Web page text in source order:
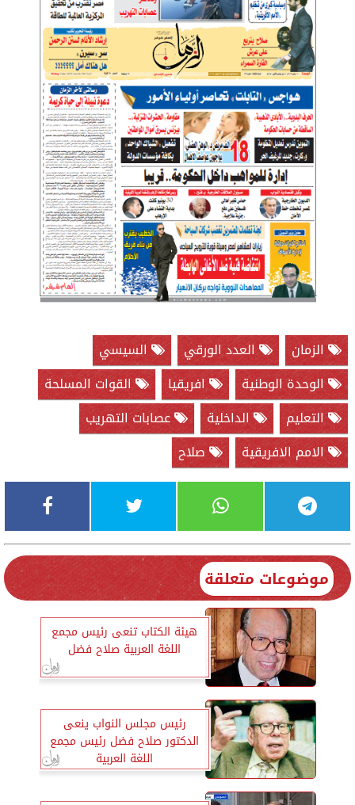
الزمان العدد الورقي
السيسي
الوحدة الوطنية
افريقيا
القوات المسلحة
التعليم
الداخلية
عصابات التهريب
الامم الافريقية
صلاح
موضوعات متعلقة
هيئة الكتاب تنعى رئيس مجمع
اللغة العربية صلاح فضل
رئيس مجلس النواب ينعى
الدكتور صلاح فضل رئيس مجمع
اللغة العربية